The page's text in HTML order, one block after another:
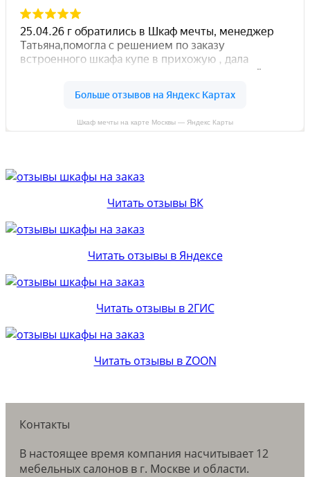
Шкаф мечты на карте Москвы — Яндекс Карты
Читать отзывы ВК
Читать отзывы в Яндексе
Читать отзывы в 2ГИС
Читать отзывы в ZOON
Контакты
В настоящее время компания насчитывает 12
мебельных салонов в г. Москве и области.